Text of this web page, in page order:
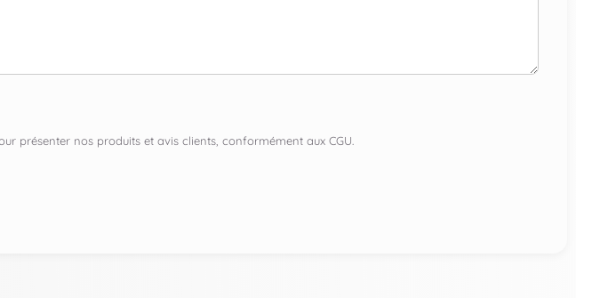
présenter nos produits et avis clients, conformément aux CGU.